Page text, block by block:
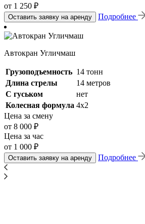
от 1 250 ₽
Оставить заявку на аренду Подробнее
Автокран Угличмаш
Грузоподъемность 14 тонн
Длина стрелы
14 метров
С гуськом
нет
Колесная формула 4х2
Цена за смену
от 8 000 ₽
Цена за час
от 1 000 ₽
Оставить заявку на аренду Подробнее